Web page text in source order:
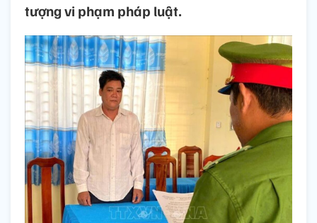
tượng vi phạm pháp luật.